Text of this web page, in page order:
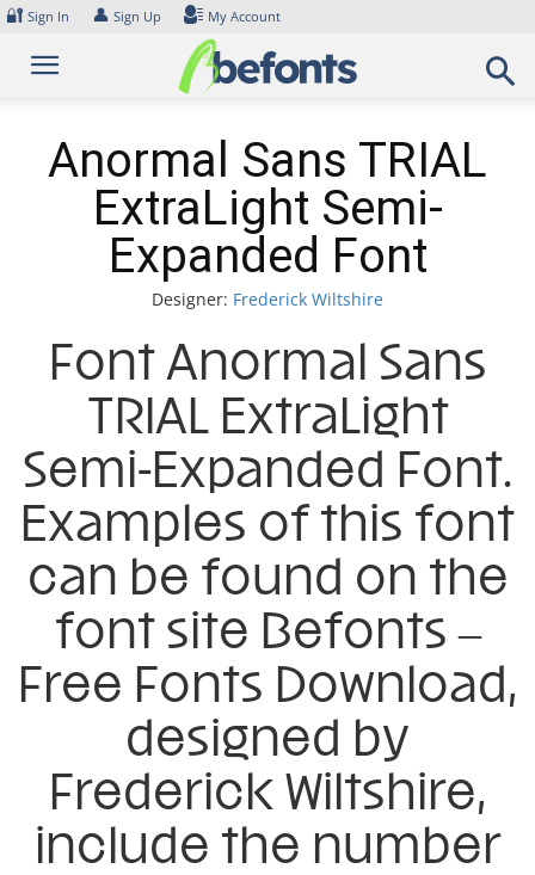
Skip
content
🔐 Sign In 👤 Sign Up My Account
Anormal Sans TRIAL
ExtraLight Semi-
Expanded Font
Designer: Frederick Wiltshire
Font Anormal Sans
TRIAL ExtraLight
Semi-Expanded Font.
Examples of this font
can be found on the
font site Befonts –
Free Fonts Download,
designed by
Frederick Wiltshire,
include the number